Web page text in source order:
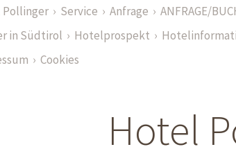
Service Anfrage ANFRAGE/
in Südtirol
Hotelprospekt
Cookies
Hotel